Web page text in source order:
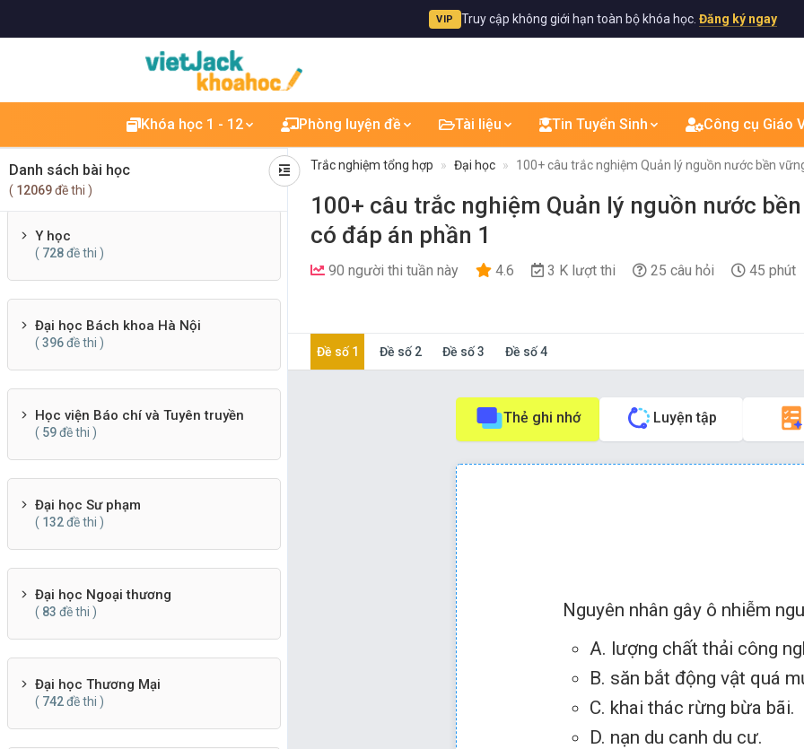
VIP Truy cập không giới hạn toàn bộ khóa học. Đăng ký ngay
Khóa học 1 - 12 Phòng luyện đề Tài liệu Tin Tuyển Sinh Công cụ Giáo
Danh sách bài học
( 12069đề thi )
Quản trị - Marketing
Luật
( 391 đề thi )
Y học
( 728đề thi )
Đại học Bách khoa Hà Nội
( 396đề thi )
Học viện Báo chí và Tuyên truyền
( 59đề thi )
Đại học Sư phạm
( 132đề thi )
Đại học Ngoại thương
( 83 đề thi )
Đại học Thương Mại
( 742đề thi )
Trắc nghiệm tổng hợp Đại học 100+ câu trắc nghiệm Quản lý nguồn nước bền
100+ câu trắc nghiệm Quản lý nguồn nước
có đáp án phần 1
90 người thi tuần này 4.6 3 K lượt thi 25 câu hỏi 45 phút
Đề số 1 Đề số 2 Đề số 3 Đề số 4
Thẻ ghi nhớ Luyện tập
Nguyên nhân gây ô nhiễm
A. lượng chất thải công
B. săn bắt động vật quá
C. khai thác rừng bừa bãi.
D. nạn du canh du cư.
Chọn đáp án A.